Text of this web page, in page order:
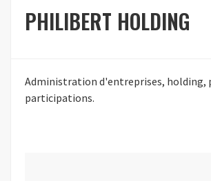
PHILIBERT HOLDING
Administration d'entreprises, holding,
participations.